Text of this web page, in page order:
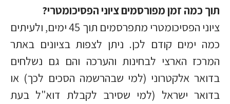
תוך כמה זמן מפורסמים ציוני הפסיכומטרי?
ציוני הפסיכומטרי מתפרסמים תוך 45 ימים, ולעיתים
כמה ימים קודם לכן. ניתן לצפות בציונים באתר
המרכז הארצי לבחינות והערכה והם גם נשלחים
בדואר אלקטרוני (למי שבהרשמה הסכים לכך) או
בדואר ישראל (למי שסירב לקבלת דוא"ל בעת